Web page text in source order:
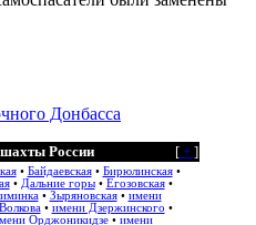
Донбасса
[+ ]
России
• Байдаевская• Бирюлинская•
• Дальние горы• Егозовская•
• Зыряновская• имени
• имени Дзержинского •
Орджоникидзе• имени